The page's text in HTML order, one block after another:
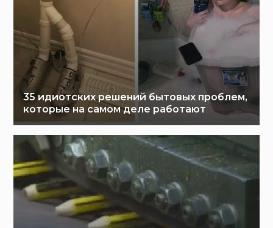
35 идиотских решений бытовых проблем,
которые на самом деле работают